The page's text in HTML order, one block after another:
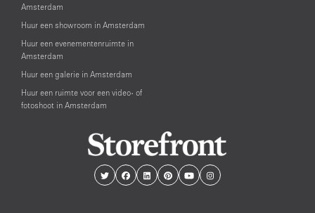
Amsterdam
Huur een showroom in Amsterdam
Huur een evenementenruimte in
Amsterdam
Huur een galerie in Amsterdam
Huur een ruimte voor een video- of
fotoshoot in Amsterdam